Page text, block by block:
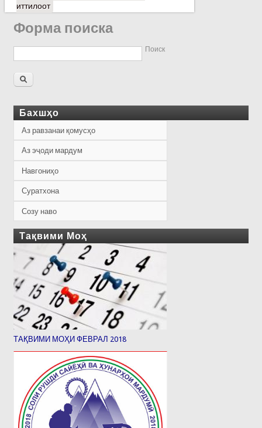
иттилоот
Форма поиска
Поиск
Бахшҳо
Аз равзанаи қомусҳо
Аз эҷоди мардум
Навгониҳо
Суратхона
Созу наво
Тақвими Моҳ
ТАҚВИМИ МОҲИ ФЕВРАЛ 2018